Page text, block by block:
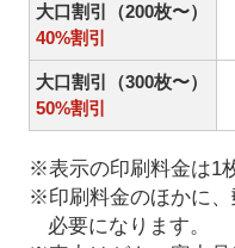
大口割引（200枚〜）
40%割引
大口割引（300枚〜）
50%割引
※表示の印刷料金は1
※印刷料金のほかに、
必要になります。